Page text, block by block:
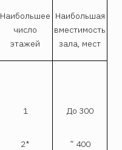
Наибольшее
число
этажей
Наибольшая
вместимость
зала, мест
1 До 300
2* ” 400